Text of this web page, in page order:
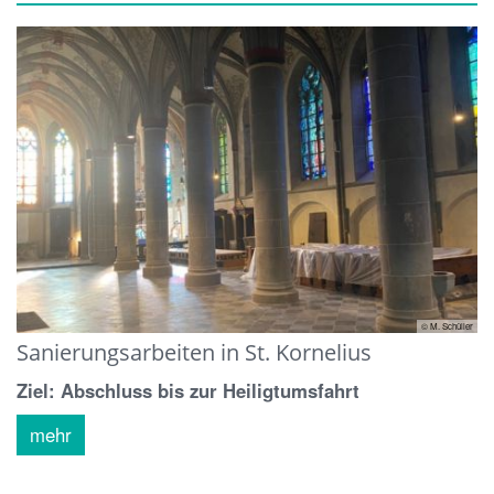
© M. Schüller
Sanierungsarbeiten in St. Kornelius
Ziel: Abschluss bis zur Heiligtumsfahrt
mehr